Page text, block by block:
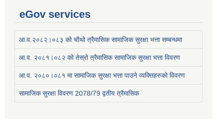
eGov services
आ.व.२०८२।०८३ को चौथो त्रैमासिक सामाजिक सुरक्षा भत्ता सम्बन्धमा
आ.व. २०८१।०८२ को तेस्रो त्रैमासिक सामाजिक सुरक्षा भत्ता विवरण
आ.व. २०८०।०८१ मा सामाजिक सुरक्षा भत्ता पाउने व्यक्तिहरुको विवरण
सामाजिक सुरक्षा विवरण 2078/79 द्वतीय त्रैमासिक